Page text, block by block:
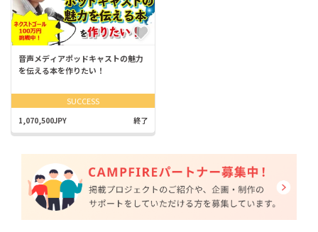
音声メディアポッドキャストの魅力
を伝える本を作りたい！
SUCCESS
1,070,500JPY 終了